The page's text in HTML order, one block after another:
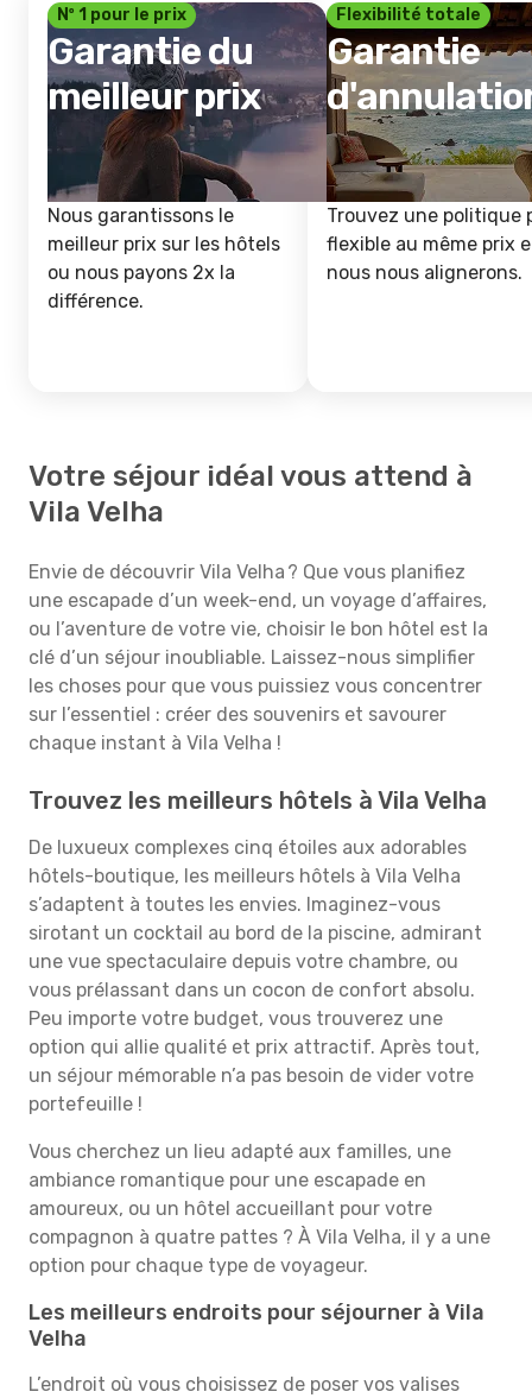
Nº 1 pour le prix
Garantie du
meilleur prix
Nous garantissons le
meilleur prix sur les hôtels
ou nous payons 2x la
différence.
Flexibilité totale
Garantie
Trouvez une politique
flexible au même prix
nous nous alignerons.
Votre séjour idéal vous attend à
Vila Velha
Envie de découvrir Vila Velha ? Que vous planifiez
une escapade d’un week-end, un voyage d’affaires,
ou l’aventure de votre vie, choisir le bon hôtel est la
clé d’un séjour inoubliable. Laissez-nous simplifier
les choses pour que vous puissiez vous concentrer
sur l’essentiel : créer des souvenirs et savourer
chaque instant à Vila Velha !
Trouvez les meilleurs hôtels à Vila Velha
De luxueux complexes cinq étoiles aux adorables
hôtels-boutique, les meilleurs hôtels à Vila Velha
s’adaptent à toutes les envies. Imaginez-vous
sirotant un cocktail au bord de la piscine, admirant
une vue spectaculaire depuis votre chambre, ou
vous prélassant dans un cocon de confort absolu.
Peu importe votre budget, vous trouverez une
option qui allie qualité et prix attractif. Après tout,
un séjour mémorable n’a pas besoin de vider votre
portefeuille !
Vous cherchez un lieu adapté aux familles, une
ambiance romantique pour une escapade en
amoureux, ou un hôtel accueillant pour votre
compagnon à quatre pattes ? À Vila Velha, il y a une
option pour chaque type de voyageur.
Les meilleurs endroits pour séjourner à Vila
Velha
L’endroit où vous choisissez de poser vos valises